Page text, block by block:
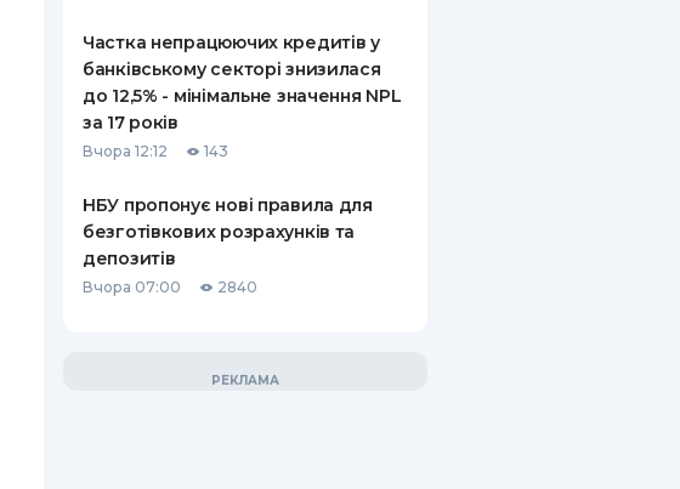
Частка непрацюючих кредитів у
банківському секторі знизилася
до 12,5% - мінімальне значення NPL
за 17 років
Вчора 12:12 143
НБУ пропонує нові правила для
безготівкових розрахунків та
депозитів
Вчора 07:00 2840